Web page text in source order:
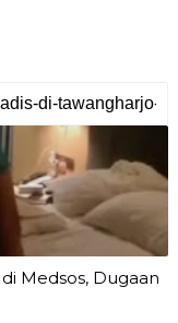
Medsos, Dugaan